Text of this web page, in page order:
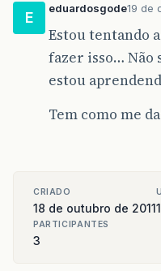
E
eduardosgode19 de
Estou tentando
fazer isso… Não
estou
Tem como me
CRIADO
18 de outubro de 2011
PARTICIPANTES
3